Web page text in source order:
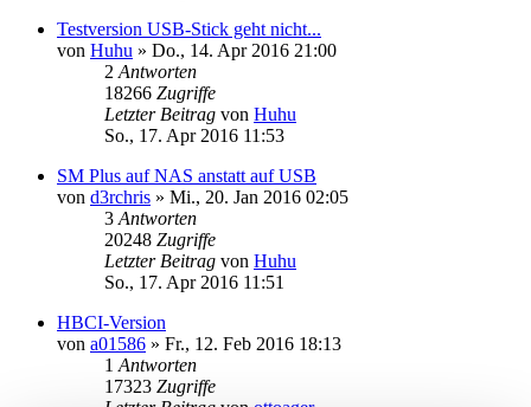
Testversion USB-Stick geht nicht...
von Huhu » Do., 14. Apr 2016 21:00
2 Antworten
18266 Zugriffe
Letzter Beitrag von Huhu
So., 17. Apr 2016 11:53
SM Plus auf NAS anstatt auf USB
von d3rchris » Mi., 20. Jan 2016 02:05
3 Antworten
20248 Zugriffe
Letzter Beitrag von Huhu
So., 17. Apr 2016 11:51
HBCI-Version
von a01586 » Fr., 12. Feb 2016 18:13
1 Antworten
17323 Zugriffe